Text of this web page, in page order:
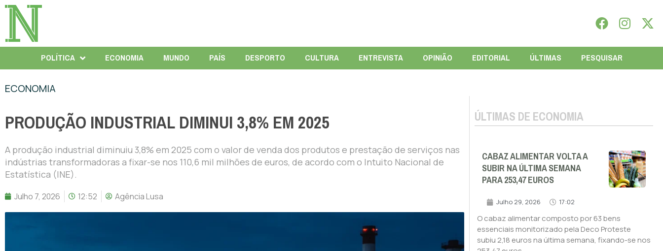
POLÍTICA ECONOMIA MUNDO PAÍS DESPORTO CULTURA ENTREVISTA OPINIÃO EDITORIAL ÚLTIMAS PESQUISAR
ECONOMIA
PRODUÇÃO INDUSTRIAL DIMINUI 3,8% EM 2025
A produção industrial diminuiu 3,8% em 2025 com o valor de venda dos produtos e prestação de serviços nas
indústrias transformadoras a fixar-se nos 110,6 mil milhões de euros, de acordo com o Intuito Nacional de
Estatística (INE).
Julho 7, 2026 12:52 Agência Lusa
ÚLTIMAS DE ECONOMIA
CABAZ ALIMENTAR VOLTA A
SUBIR NA ÚLTIMA SEMANA
PARA 253,47 EUROS
Julho 29, 2026 17:02
O cabaz alimentar composto por 63 bens
essenciais monitorizado pela Deco Proteste
subiu 2,18 euros na última semana, fixando-se nos